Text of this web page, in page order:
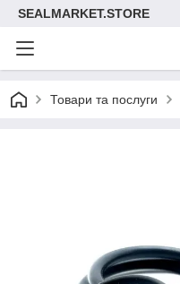
SEALMARKET.STORE
Товари та послуги